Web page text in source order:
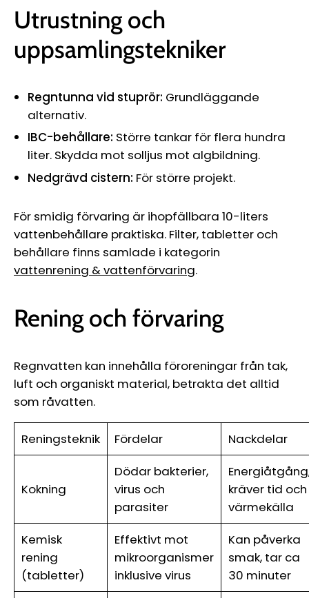
Utrustning och
uppsamlingstekniker
Regntunna vid stuprör: Grundläggande
alternativ.
IBC-behållare: Större tankar för flera hundra
liter. Skydda mot solljus mot algbildning.
Nedgrävd cistern: För större projekt.
För smidig förvaring är ihopfällbara 10-liters
vattenbehållare praktiska. Filter, tabletter och
behållare finns samlade i kategorin
vattenrening & vattenförvaring.
Rening och förvaring
Regnvatten kan innehålla föroreningar från tak,
luft och organiskt material, betrakta det alltid
som råvatten.
Reningsteknik Fördelar Nackdelar
Kokning
Dödar bakterier,
virus och
parasiter
kräver tid och
värmekälla
Kemisk
rening
(tabletter)
Effektivt mot
mikroorganismer
inklusive virus
Kan påverka
smak, tar ca
30 minuter